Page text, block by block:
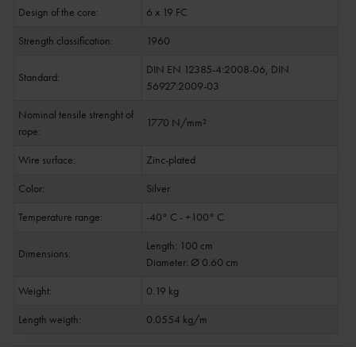
Design of the core:
6 x 19 FC
Strength classification:
1960
Standard:
DIN EN 12385-4:2008-06, DIN
56927:2009-03
Nominal tensile strenght of
rope:
1770 N/mm²
Wire surface:
Zinc-plated
Color:
Silver
Temperature range:
-40° C - +100° C
Dimensions:
Length: 100 cm
Diameter: Ø 0.60 cm
Weight:
0.19 kg
Length weigth:
0.0554 kg/m